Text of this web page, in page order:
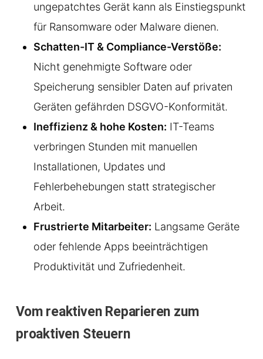
ungepatchtes Gerät kann als Einstiegspunkt
für Ransomware oder Malware dienen.
Schatten-IT & Compliance-Verstöße:
Nicht genehmigte Software oder
Speicherung sensibler Daten auf privaten
Geräten gefährden DSGVO-Konformität.
Ineffizienz & hohe Kosten: IT-Teams
verbringen Stunden mit manuellen
Installationen, Updates und
Fehlerbehebungen statt strategischer
Arbeit.
Frustrierte Mitarbeiter: Langsame Geräte
oder fehlende Apps beeinträchtigen
Produktivität und Zufriedenheit.
Vom reaktiven Reparieren zum
proaktiven Steuern